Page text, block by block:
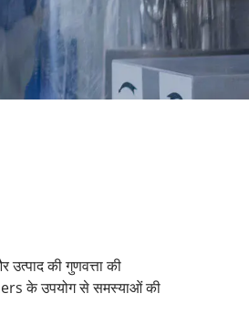
की गुणवत्ता की
के उपयोग से समस्याओं की